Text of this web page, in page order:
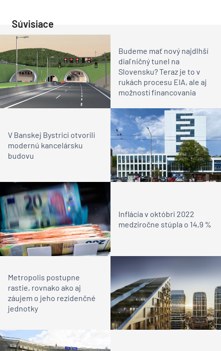
Súvisiace
Budeme mať nový najdlhší
diaľničný tunel na
Slovensku? Teraz je to v
rukách procesu EIA, ale aj
možností financovania
V Banskej Bystrici otvorili
modernú kancelársku
budovu
Inflácia v októbri 2022
medziročne stúpla o 14,9 %
Metropolis postupne
rastie, rovnako ako aj
záujem o jeho rezidenčné
jednotky